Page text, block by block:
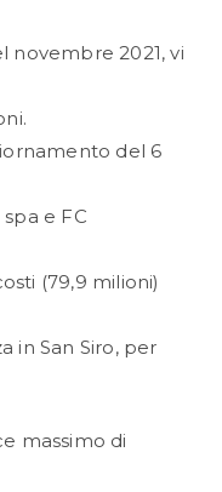
novembre 2021, vi
del 6
e FC
(79,9 milioni)
in San Siro, per
massimo di